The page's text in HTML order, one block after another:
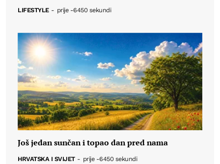
LIFESTYLE - prije -6450 sekundi
Još jedan sunčan i topao dan pred nama
HRVATSKA I SVIJET - prije -6450 sekundi